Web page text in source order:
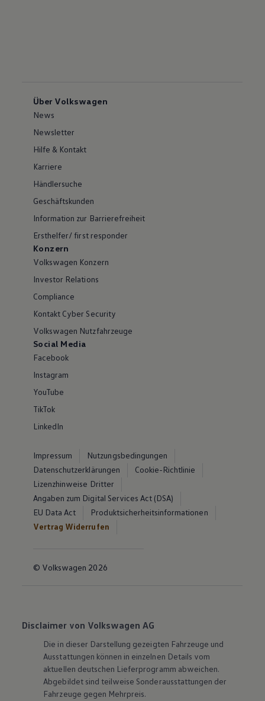
Über Volkswagen
News
Newsletter
Hilfe & Kontakt
Karriere
Händlersuche
Geschäftskunden
Information zur Barrierefreiheit
Ersthelfer/ first responder
Konzern
Volkswagen Konzern
Investor Relations
Compliance
Kontakt Cyber Security
Volkswagen Nutzfahrzeuge
Social Media
Facebook
Instagram
YouTube
TikTok
LinkedIn
Impressum
Nutzungsbedingungen
Datenschutzerklärungen
Cookie-Richtlinie
Lizenzhinweise Dritter
Angaben zum Digital Services Act (DSA)
EU Data Act
Produktsicherheitsinformationen
Vertrag Widerrufen
© Volkswagen 2026
Disclaimer von Volkswagen AG
Die in dieser Darstellung gezeigten Fahrzeuge und
Ausstattungen können in einzelnen Details vom
aktuellen deutschen Lieferprogramm abweichen.
Abgebildet sind teilweise Sonderausstattungen der
Fahrzeuge gegen Mehrpreis.